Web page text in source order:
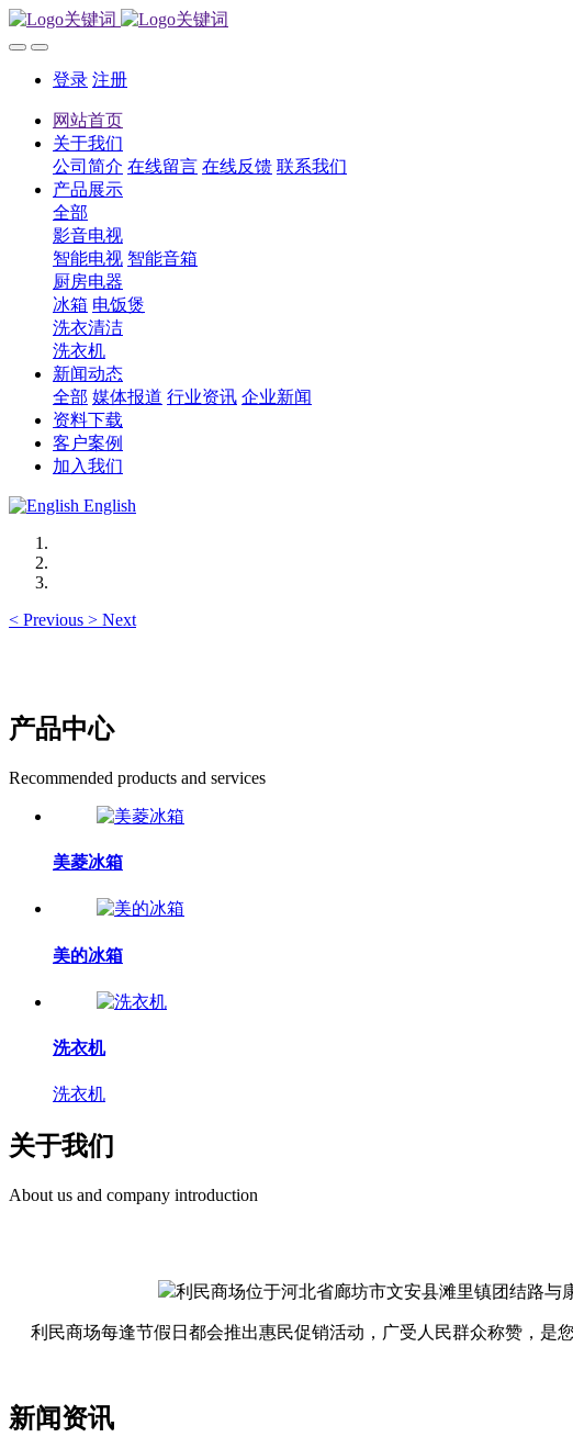
登录 注册
网站首页
关于我们
公司简介 在线留言 在线反馈 联系我们
产品展示
全部
影音电视
智能电视 智能音箱
厨房电器
冰箱 电饭煲
洗衣清洁
洗衣机
新闻动态
全部 媒体报道 行业资讯 企业新闻
资料下载
客户案例
加入我们
English
< Previous > Next
产品中心
Recommended products and services
美菱冰箱
美的冰箱
洗衣机
洗衣机
关于我们
About us and company introduction
利民商场位于河北省廊坊市文安县滩里镇团结路与
利民商场每逢节假日都会推出惠民促销活动，广受人民群众称赞，是您
新闻资讯